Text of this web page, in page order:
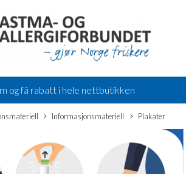
og få rabatt i hele nettbutikken
Informasjonsmateriell Plakater